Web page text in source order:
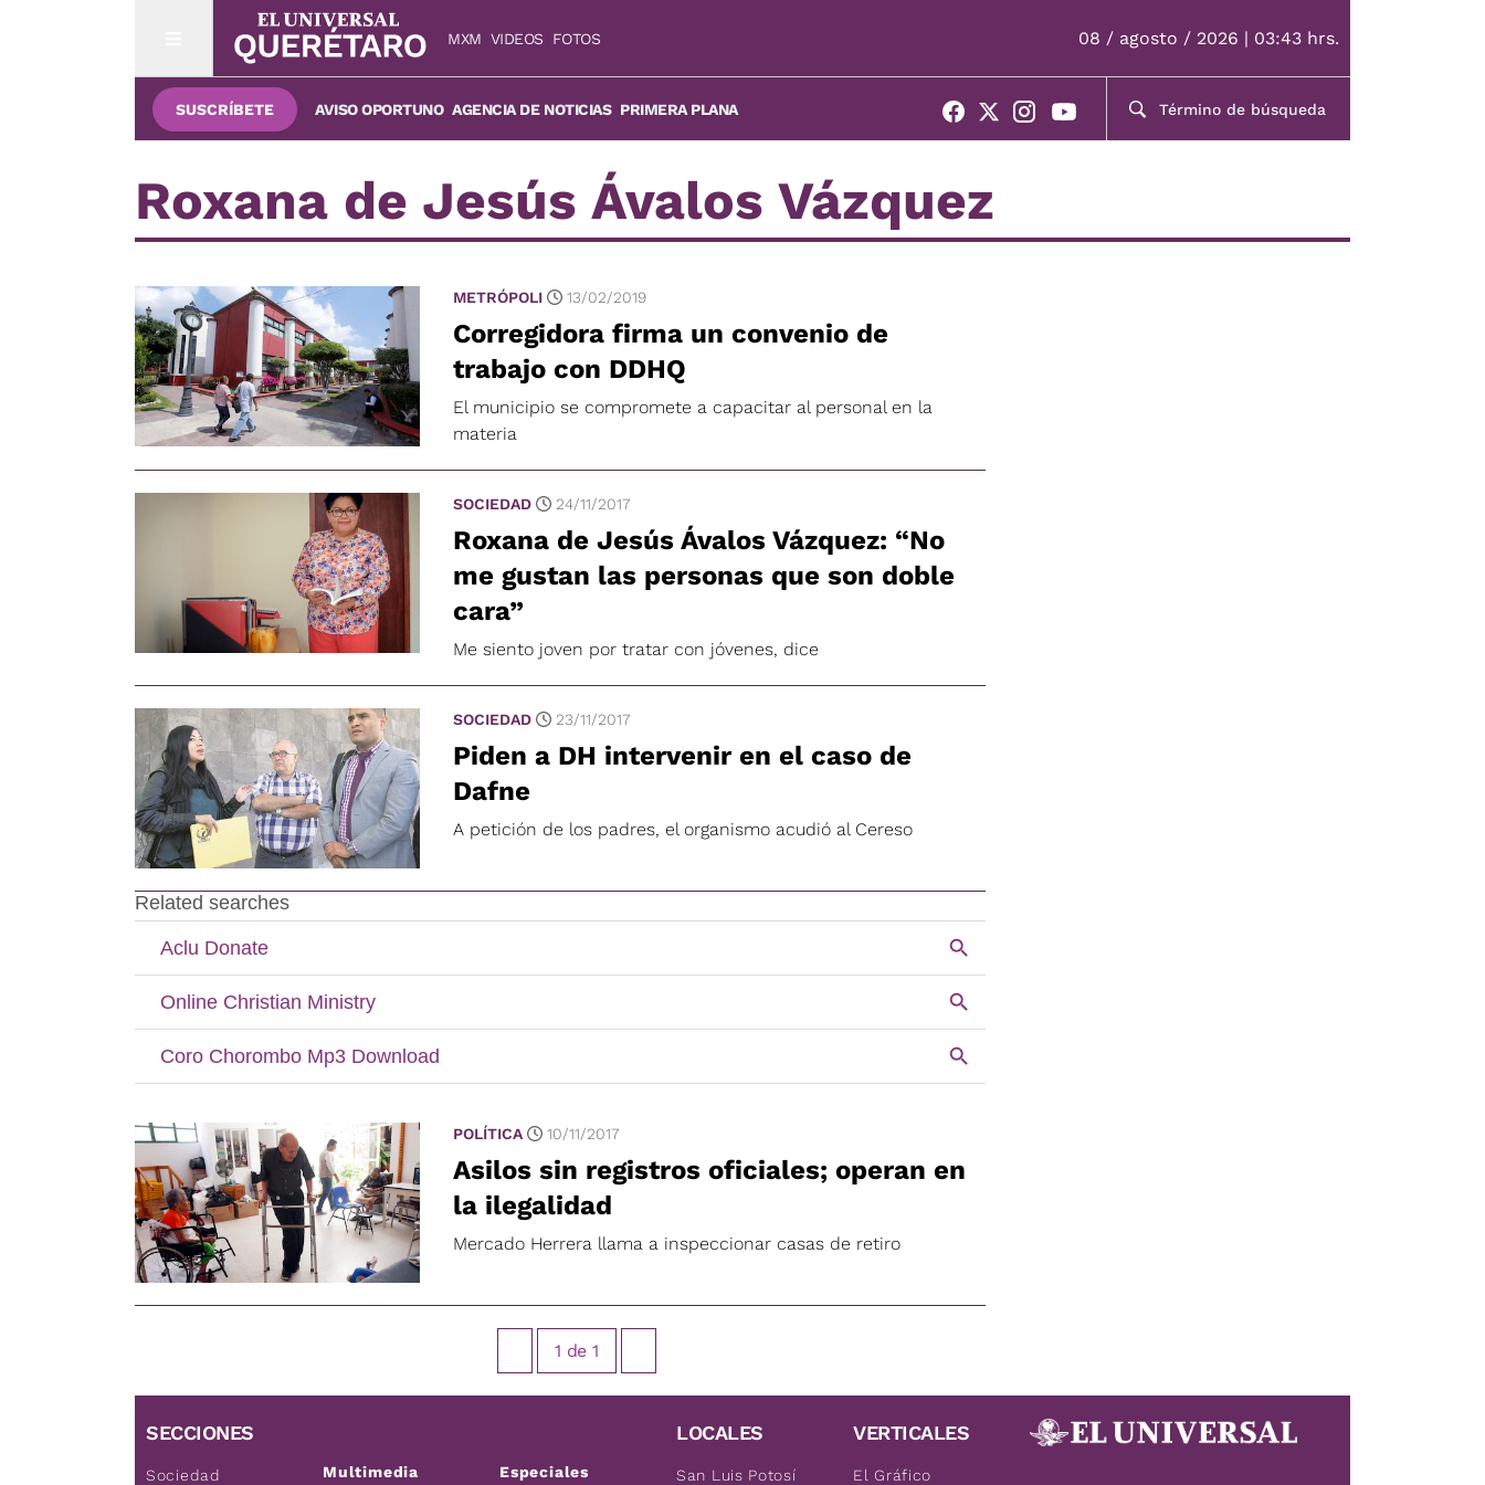
MXM VIDEOS FOTOS 08 / agosto / 2026 | 03:43 hrs.
SUSCRÍBETE AVISO OPORTUNO AGENCIA DE NOTICIAS PRIMERA PLANA
Roxana de Jesús Ávalos Vázquez
METRÓPOLI 13/02/2019
Corregidora firma un convenio de
trabajo con DDHQ
El municipio se compromete a capacitar al personal en la
materia
SOCIEDAD 24/11/2017
Roxana de Jesús Ávalos Vázquez: “No
me gustan las personas que son doble
cara”
Me siento joven por tratar con jóvenes, dice
SOCIEDAD 23/11/2017
Piden a DH intervenir en el caso de
Dafne
A petición de los padres, el organismo acudió al Cereso
POLÍTICA 10/11/2017
Asilos sin registros oficiales; operan en
la ilegalidad
Mercado Herrera llama a inspeccionar casas de retiro
1 de 1
SECCIONES
Sociedad Multimedia Especiales
LOCALES
San Luis Potosí
VERTICALES
El Gráfico